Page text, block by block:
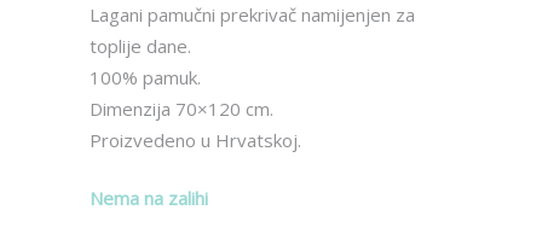
Lagani pamučni prekrivač namijenjen za
toplije dane.
100% pamuk.
Dimenzija 70×120 cm.
Proizvedeno u Hrvatskoj.
Nema na zalihi